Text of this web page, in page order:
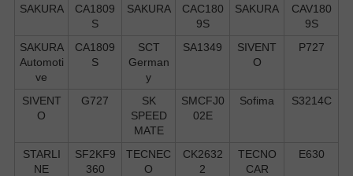
SAKURA
CA1809
S
SAKURA
CAC180
9S
SAKURA
CAV180
9S
SAKURA
Automoti
ve
CA1809
S
SCT
German
y
SA1349
SIVENT
O
P727
SIVENT
O
G727
SK
SPEED
MATE
SMCFJ0
02E
Sofima S3214C
STARLI
NE
SF2KF9
360
TECNEC
O
CK2632
2
TECNO
CAR
E630